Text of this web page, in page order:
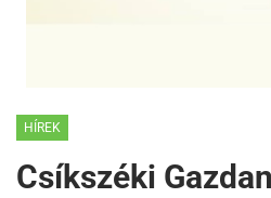
HÍREK
Csíkszéki